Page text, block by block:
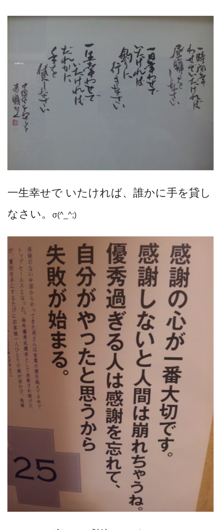
一生幸せで いたければ、誰かに手を貸し
なさい。
σ(^_^;)